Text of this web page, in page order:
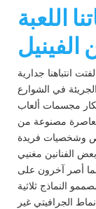
اللعبة
انتباهنا جدارية
في الشوارع
مجسمات ألعاب
مصنوعة من
الفنانين مغنيي
أصر آخرون على
النماذج ثلاثية
الجرافيتي غير